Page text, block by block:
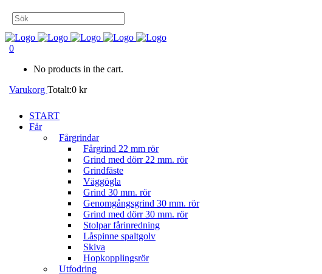
0
No products in the cart.
Varukorg Totalt:0 kr
START
Får
Fårgrindar
Fårgrind 22 mm rör
Grind med dörr 22 mm. rör
Grindfäste
Väggögla
Grind 30 mm. rör
Genomgångsgrind 30 mm. rör
Grind med dörr 30 mm. rör
Stolpar fårinredning
Låspinne spaltgolv
Skiva
Hopkopplingsrör
Utfodring